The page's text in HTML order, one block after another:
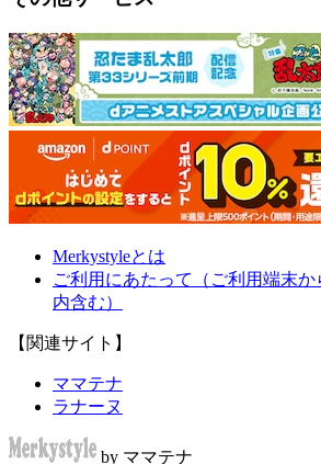
Merkystyleとは
ご利用にあたって（ご利用端末
内含む）
【関連サイト】
ママテナ
ラナーヌ
by ママテナ